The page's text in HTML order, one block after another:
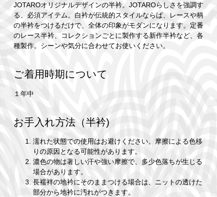
JOTAROオリジナルデザインの半衿。JOTAROらしさを強調す
る、必須アイテム。白衿が伝統的スタイルならば、レースや柄
の半衿をつけるだけで、全体の印象がモダンになります。定番
のレース半衿、コレクションごとに製作する新作半衿など、各
種製作。シーンや気分に合わせてお使いください。
ご着用時期について
１年中
お手入れ方法（半衿)
濡れた状態での使用はお避けください。摩擦による色移
りの原因となる可能性があります。
濃色の物は著しい汗や強い摩擦で、多少色落ちが生じる
場合があります。
長襦袢の地衿にそのままつける場合は、ニットの透けた
部分から地衿に汚れがつきます。